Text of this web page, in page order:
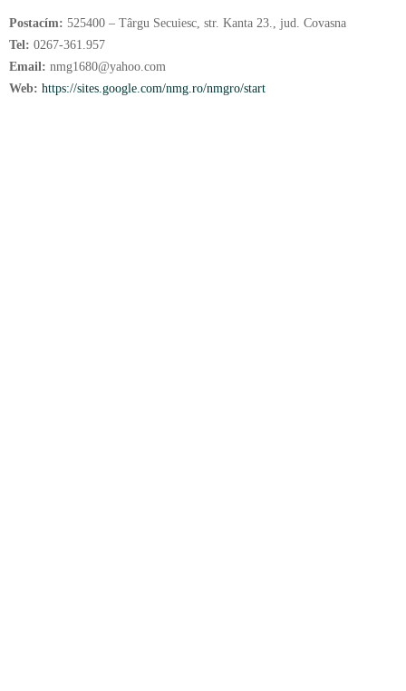
Postacím: 525400 – Târgu Secuiesc, str. Kanta 23., jud. Covasna
Tel: 0267-361.957
Email: nmg1680@yahoo.com
Web: https://sites.google.com/nmg.ro/nmgro/start